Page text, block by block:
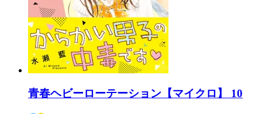
青春ヘビーローテーション【マイクロ】 10